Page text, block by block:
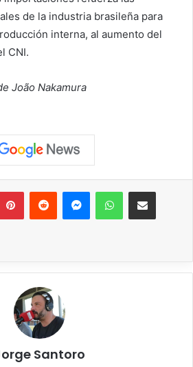
de la industria brasileña para
interna, al aumento del
CNI.
João Nakamura
PinterestReddit MessengerWhatsAppCompartir vía correo
Santoro